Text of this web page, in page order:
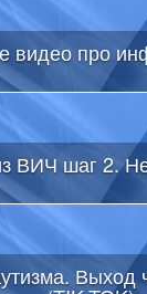
видео про
ВИЧ шаг 2.
Выход